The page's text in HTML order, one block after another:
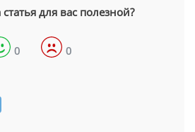
для вас полезной?
0 0